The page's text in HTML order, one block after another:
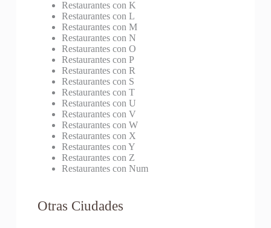
Restaurantes con K
Restaurantes con L
Restaurantes con M
Restaurantes con N
Restaurantes con O
Restaurantes con P
Restaurantes con R
Restaurantes con S
Restaurantes con T
Restaurantes con U
Restaurantes con V
Restaurantes con W
Restaurantes con X
Restaurantes con Y
Restaurantes con Z
Restaurantes con Num
Otras Ciudades